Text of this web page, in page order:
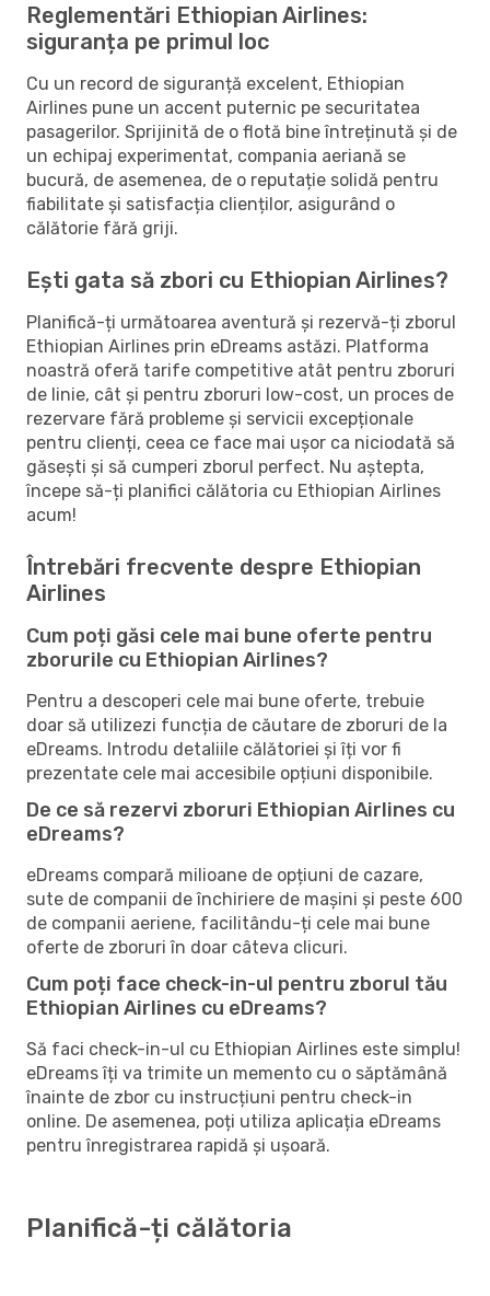
Reglementări Ethiopian Airlines:
siguranța pe primul loc
Cu un record de siguranță excelent, Ethiopian
Airlines pune un accent puternic pe securitatea
pasagerilor. Sprijinită de o flotă bine întreținută și de
un echipaj experimentat, compania aeriană se
bucură, de asemenea, de o reputație solidă pentru
fiabilitate și satisfacția clienților, asigurând o
călătorie fără griji.
Ești gata să zbori cu Ethiopian Airlines?
Planifică-ți următoarea aventură și rezervă-ți zborul
Ethiopian Airlines prin eDreams astăzi. Platforma
noastră oferă tarife competitive atât pentru zboruri
de linie, cât și pentru zboruri low-cost, un proces de
rezervare fără probleme și servicii excepționale
pentru clienți, ceea ce face mai ușor ca niciodată să
găsești și să cumperi zborul perfect. Nu aștepta,
începe să-ți planifici călătoria cu Ethiopian Airlines
acum!
Întrebări frecvente despre Ethiopian
Airlines
Cum poți găsi cele mai bune oferte pentru
zborurile cu Ethiopian Airlines?
Pentru a descoperi cele mai bune oferte, trebuie
doar să utilizezi funcția de căutare de zboruri de la
eDreams. Introdu detaliile călătoriei și îți vor fi
prezentate cele mai accesibile opțiuni disponibile.
De ce să rezervi zboruri Ethiopian Airlines cu
eDreams?
eDreams compară milioane de opțiuni de cazare,
sute de companii de închiriere de mașini și peste 600
de companii aeriene, facilitându-ți cele mai bune
oferte de zboruri în doar câteva clicuri.
Cum poți face check-in-ul pentru zborul tău
Ethiopian Airlines cu eDreams?
Să faci check-in-ul cu Ethiopian Airlines este simplu!
eDreams îți va trimite un memento cu o săptămână
înainte de zbor cu instrucțiuni pentru check-in
online. De asemenea, poți utiliza aplicația eDreams
pentru înregistrarea rapidă și ușoară.
Planifică-ți călătoria